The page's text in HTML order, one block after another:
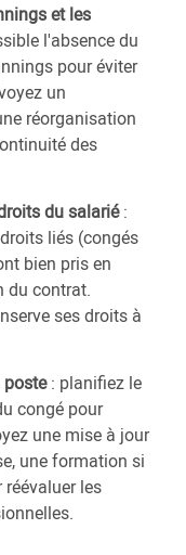
et les
l'absence du
pour éviter
un
réorganisation
des
du salarié:
liés (congés
bien pris en
du contrat.
ses droits à
poste: planifiez le
congé pour
une mise à jour
une formation si
les